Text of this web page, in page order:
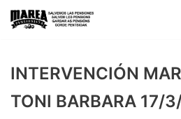
Saltar
INTERVENCIÓN
TONI BARBARA 17/